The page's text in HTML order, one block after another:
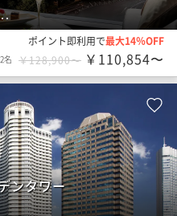
45
ポイント即利用で最大14％OFF
2名 ￥128,900〜 ￥110,854〜
ンタワー